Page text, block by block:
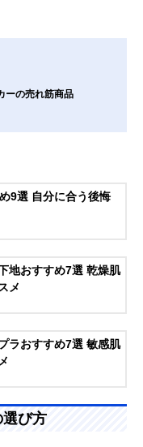
ーの売れ筋商品
9選 自分に合う後悔
地おすすめ7選 乾燥肌
メ
ラおすすめ7選 敏感肌
び方